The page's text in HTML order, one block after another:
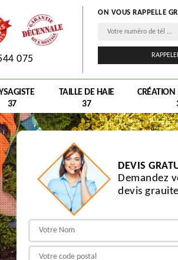
075
ON VOUS RAPPELLE
37
TAILLE DE HAIE
37
CRÉATION
DEVIS
Demandez
devis